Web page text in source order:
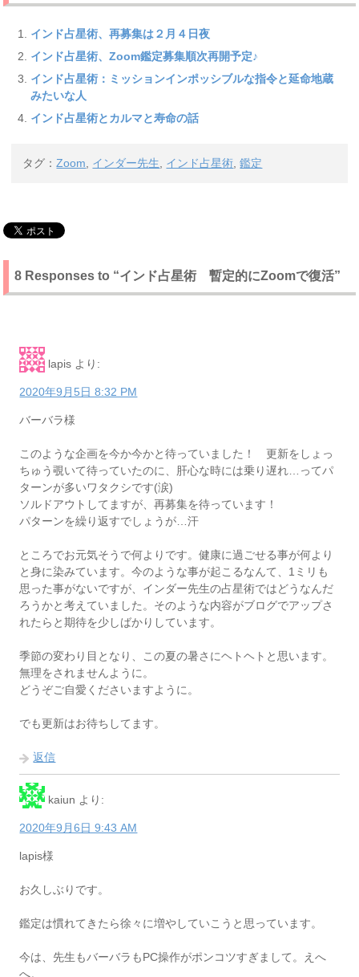
インド占星術、再募集は２月４日夜
インド占星術、Zoom鑑定募集順次再開予定♪
インド占星術：ミッションインポッシブルな指令と延命地蔵
みたいな人
インド占星術とカルマと寿命の話
タグ：Zoom, インダー先生, インド占星術,鑑定
8 Responses to “インド占星術 暫定的にZoomで復活”
lapis より:
2020年9月5日 8:32 PM
バーバラ様
このような企画を今か今かと待っていました！ 更新をしょっ
ちゅう覗いて待っていたのに、肝心な時には乗り遅れ…ってパ
ターンが多いワタクシです(涙)
ソルドアウトしてますが、再募集を待っています！
パターンを繰り返すでしょうが…汗
ところでお元気そうで何よりです。健康に過ごせる事が何より
と身に染みています。今のような事が起こるなんて、1ミリも
思った事がないですが、インダー先生の占星術ではどうなんだ
ろうかと考えていました。そのような内容がブログでアップさ
れたらと期待を少しばかりしています。
季節の変わり目となり、この夏の暑さにヘトヘトと思います。
無理をされませんように。
どうぞご自愛くださいますように。
でも更新はお待ちしてます。
返信
kaiun より:
2020年9月6日 9:43 AM
lapis様
お久しぶりです。
鑑定は慣れてきたら徐々に増やしていこうと思っています。
今は、先生もバーバラもPC操作がポンコツすぎまして。えへ
へ。